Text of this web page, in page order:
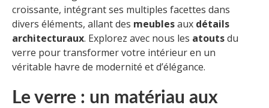
croissante, intégrant ses multiples facettes dans
divers éléments, allant des meublesaux détails
architecturaux. Explorez avec nous les atoutsdu
verre pour transformer votre intérieur en un
véritable havre de modernité et d’élégance.
Le verre : un matériau aux